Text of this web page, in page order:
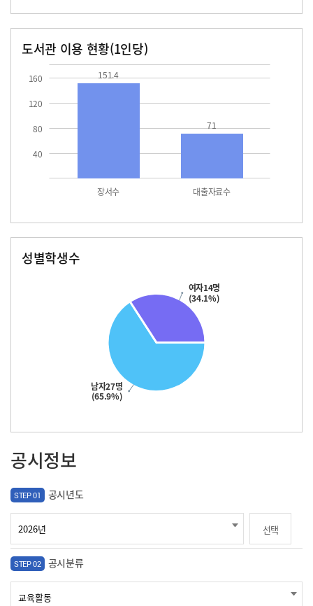
도서관 이용 현황(1인당)
40
80
120
160
장서수 대출자료수
151.4
71
성별학생수
남자27명
(65.9%)
여자14명
(34.1%)
공시정보
STEP 01 공시년도
선택
STEP 02 공시분류